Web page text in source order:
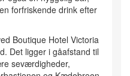
forfriskende drink efter
Boutique Hotel Victoria
Det ligger i gåafstand til
seværdigheder,